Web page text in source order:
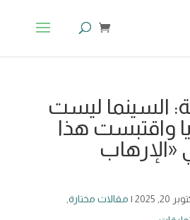
السينما ليست
واقتبست هذا
20, 2025
| مقالات مختارة,